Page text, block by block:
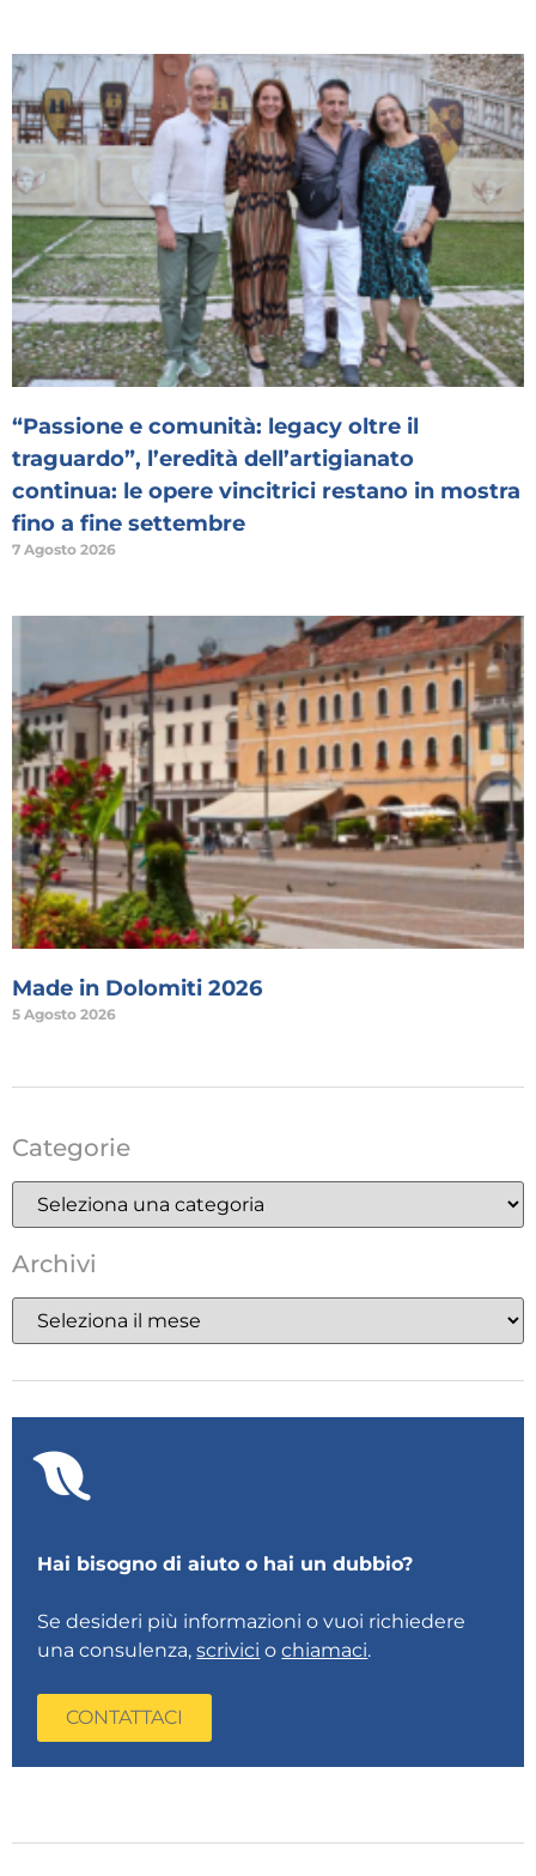
“Passione e comunità: legacy oltre il
traguardo”, l’eredità dell’artigianato
continua: le opere vincitrici restano in mostra
fino a fine settembre
7 Agosto 2026
Made in Dolomiti 2026
5 Agosto 2026
Categorie
Archivi
Hai bisogno di aiuto o hai un dubbio?
Se desideri più informazioni o vuoi richiedere
una consulenza,scrivici ochiamaci.
CONTATTACI